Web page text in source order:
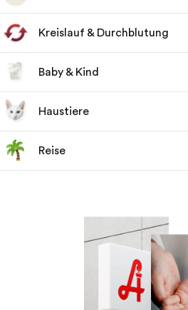
Kreislauf & Durchblutung
Baby & Kind
Haustiere
Reise